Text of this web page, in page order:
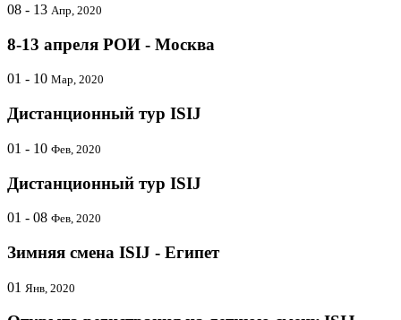
08 - 13 Апр, 2020
8-13 апреля РОИ - Москва
01 - 10 Мар, 2020
Дистанционный тур ISIJ
01 - 10 Фев, 2020
Дистанционный тур ISIJ
01 - 08 Фев, 2020
Зимняя смена ISIJ - Египет
01 Янв, 2020